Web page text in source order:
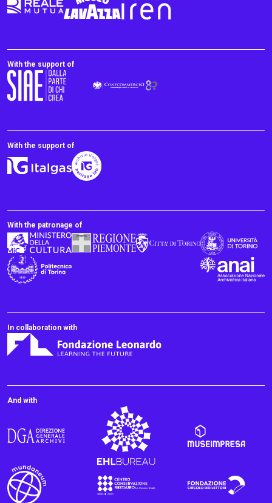
With the support of
With the support of
With the patronage of
In collaboration with
And with